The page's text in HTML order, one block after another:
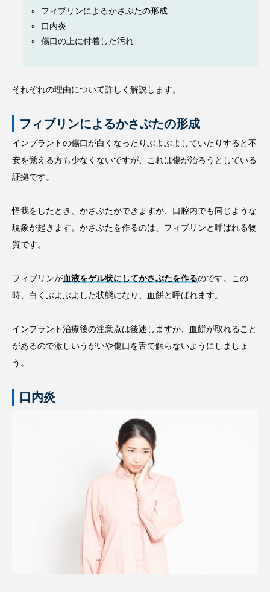
フィブリンによるかさぶたの形成
口内炎
傷口の上に付着した汚れ
それぞれの理由について詳しく解説します。
フィブリンによるかさぶたの形成
インプラントの傷口が白くなったりぶよぶよしていたりすると不
安を覚える方も少なくないですが、これは傷が治ろうとしている
証拠です。
怪我をしたとき、かさぶたができますが、口腔内でも同じような
現象が起きます。かさぶたを作るのは、フィブリンと呼ばれる物
質です。
フィブリンが血液をゲル状にしてかさぶたを作るのです。この
時、白くぶよぶよした状態になり、血餅と呼ばれます。
インプラント治療後の注意点は後述しますが、血餅が取れること
があるので激しいうがいや傷口を舌で触らないようにしましょ
う。
口内炎